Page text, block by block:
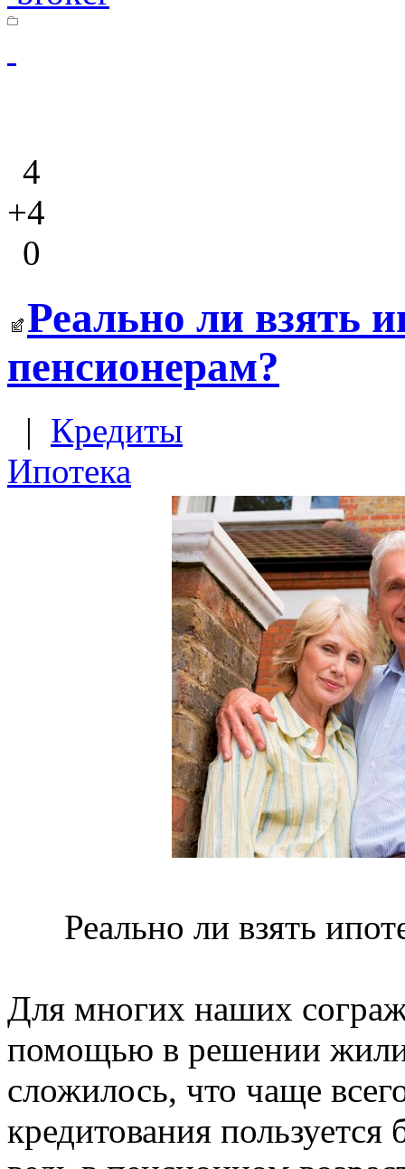
4
+4
0
Реально ли взять
пенсионерам?
| Кредиты
Ипотека
Реально ли взять
Для многих наших
помощью в решении
сложилось, что чаще
кредитования